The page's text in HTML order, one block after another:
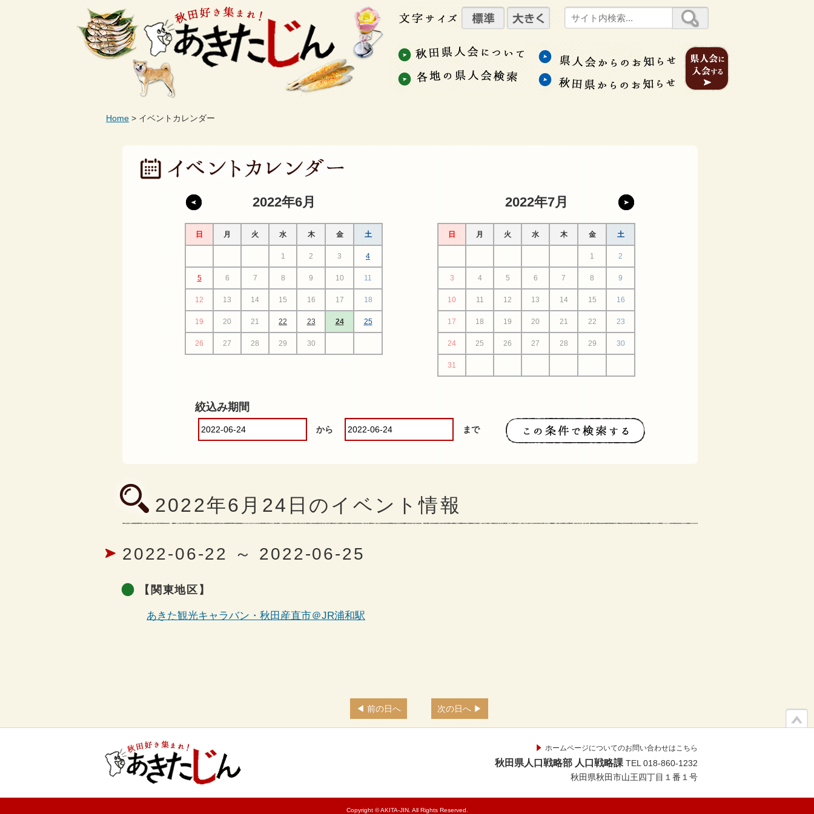
Home イベントカレンダー
2022年6月
日 月 火 水 木 金 土
1 2 3 4
5 6 7 8 9 10 11
12 13 14 15 16 17 18
19 20 21 22 23 24 25
26 27 28 29 30
2022年7月
日 月 火 水 木 金 土
1 2
3 4 5 6 7 8 9
10 11 12 13 14 15 16
17 18 19 20 21 22 23
24 25 26 27 28 29 30
31
絞込み期間
から まで
2022年6月24日のイベント情報
2022-06-22 ～ 2022-06-25
【関東地区】
あきた観光キャラバン・秋田産直市＠JR浦和駅
前の日へ 次の日へ
ホームページについてのお問い合わせはこちら
秋田県人口戦略部 人口戦略課 TEL 018-860-1232
秋田県秋田市山王四丁目１番１号
Copyright © AKITA-JIN. All Rights Reserved.